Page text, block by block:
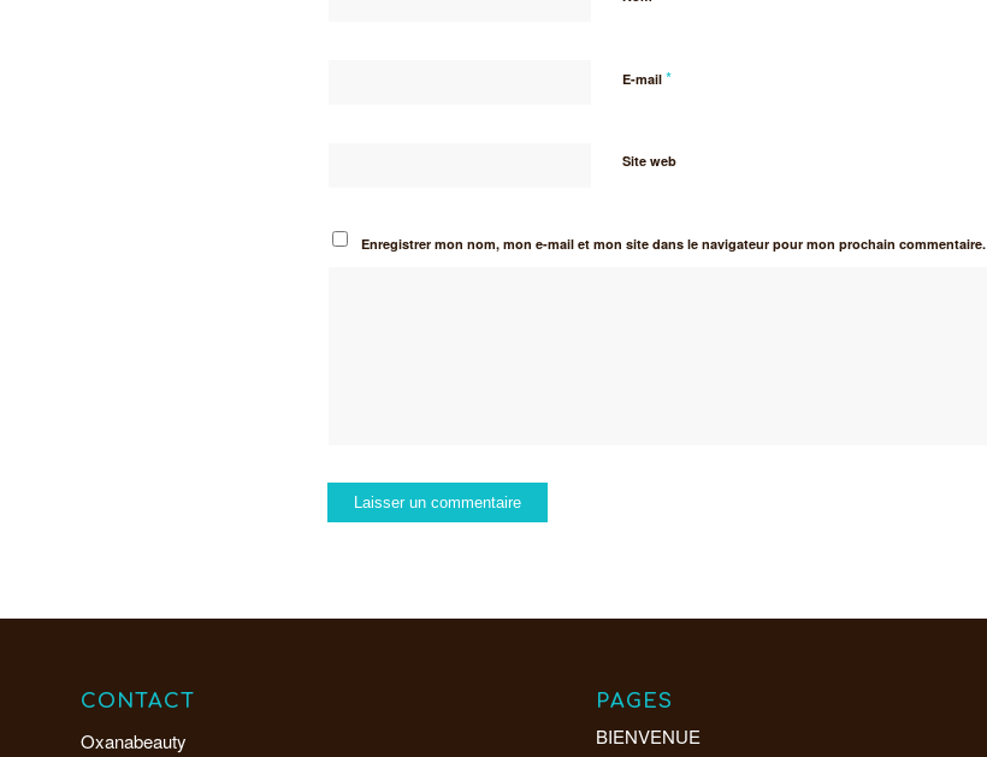
E-mail *
Site web
Enregistrer mon nom, mon e-mail et mon site dans le navigateur pour mon prochain commentaire.
CONTACT
Oxanabeauty
PAGES
BIENVENUE